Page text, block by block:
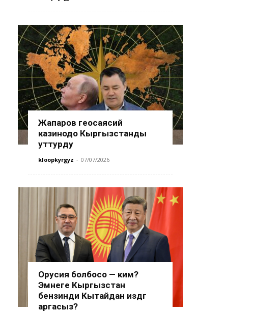
Жапаров геосаясий
казинодо Кыргызстанды
уттурду
kloopkyrgyz - 07/07/2026
Орусия болбосо — ким?
Эмнеге Кыргызстан
бензинди Кытайдан издөөгө
аргасыз?